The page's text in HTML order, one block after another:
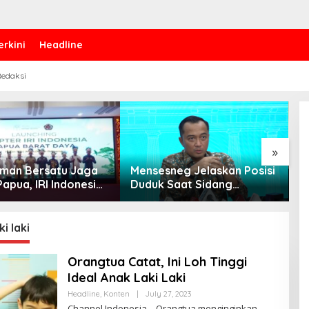
Headline
»
Bersatu Jaga
IRI Indonesia
Chapter Papua
Mensesneg Jelaskan Posisi
Duduk Saat Sidang
Kabinet: Kebutuhan Teknis,
laki
Orangtua Catat, Ini Loh Tinggi
Ideal Anak Laki Laki
Headline, Konten July 27, 2023B